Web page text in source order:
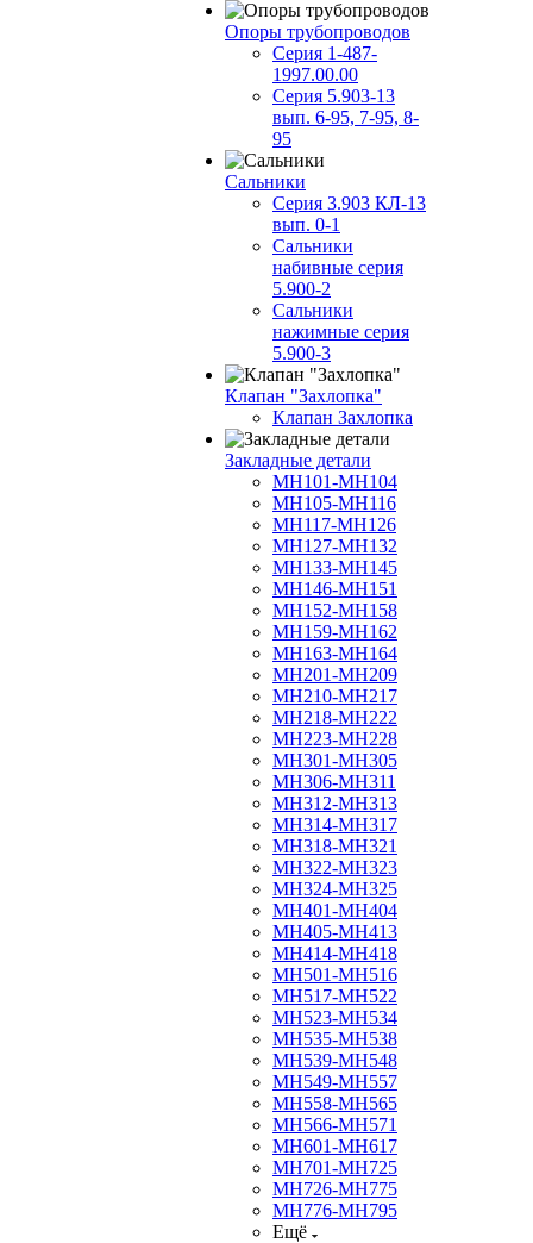
Опоры трубопроводов
Серия 1-487-
1997.00.00
Серия 5.903-13
вып. 6-95, 7-95, 8-
95
Сальники
Серия 3.903 КЛ-13
вып. 0-1
Сальники
набивные серия
5.900-2
Сальники
нажимные серия
5.900-3
Клапан "Захлопка"
Клапан Захлопка
Закладные детали
МН101-МН104
МН105-МН116
МН117-МН126
МН127-МН132
МН133-МН145
МН146-МН151
МН152-МН158
МН159-МН162
МН163-МН164
МН201-МН209
МН210-МН217
МН218-МН222
МН223-МН228
МН301-МН305
МН306-МН311
МН312-МН313
МН314-МН317
МН318-МН321
МН322-МН323
МН324-МН325
МН401-МН404
МН405-МН413
МН414-МН418
МН501-МН516
МН517-МН522
МН523-МН534
МН535-МН538
МН539-МН548
МН549-МН557
МН558-МН565
МН566-МН571
МН601-МН617
МН701-МН725
МН726-МН775
МН776-МН795
Ещё